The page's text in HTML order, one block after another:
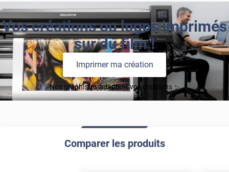
Vos créations ou logos imprimés
sur du film !
Imprimer ma création
Nos graphistes adaptent vos créations ✨
Comparer les produits